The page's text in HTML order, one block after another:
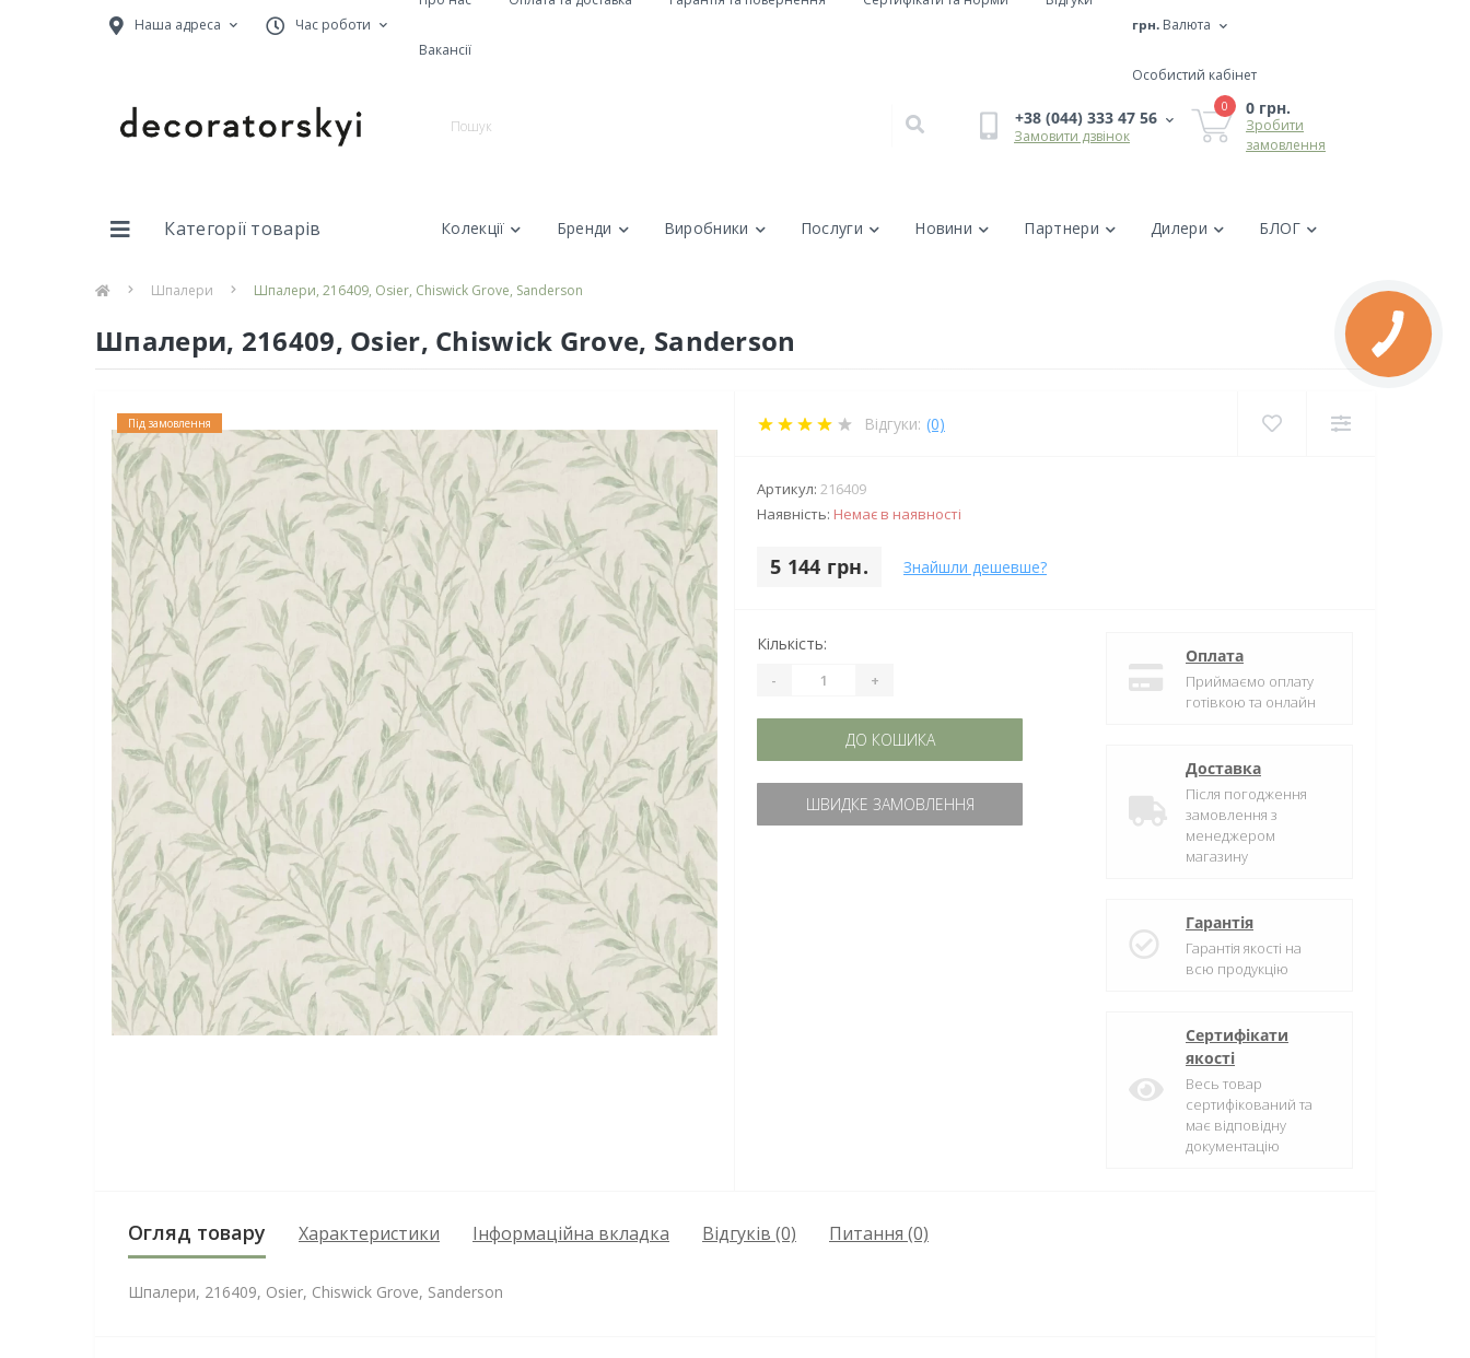
Наша адреса Час роботи
Вакансії
грн. Валюта
Особистий кабінет
+38 (044) 333 47 56
Замовити дзвінок
0 0 грн.
Зробити
замовлення
Категорії товарів Колекції Бренди Виробники Послуги Новини Партнери Дилери БЛОГ
Шпалери Шпалери, 216409, Osier, Chiswick Grove, Sanderson
Шпалери, 216409, Osier, Chiswick Grove, Sanderson
Під замовлення Відгуки: (0)
Артикул: 216409
Наявність: Немає в наявності
5 144 грн. Знайшли дешевше?
Кількість:
- +
ДО КОШИКА
ШВИДКЕ ЗАМОВЛЕННЯ
Оплата
Приймаємо оплату
готівкою та онлайн
Доставка
Після погодження
замовлення з
менеджером
магазину
Гарантія
Гарантія якості на
всю продукцію
Сертифікати
якості
Весь товар
сертифікований та
має відповідну
документацію
Огляд товару Характеристики Інформаційна вкладка Відгуків (0) Питання (0)
Шпалери, 216409, Osier, Chiswick Grove, Sanderson